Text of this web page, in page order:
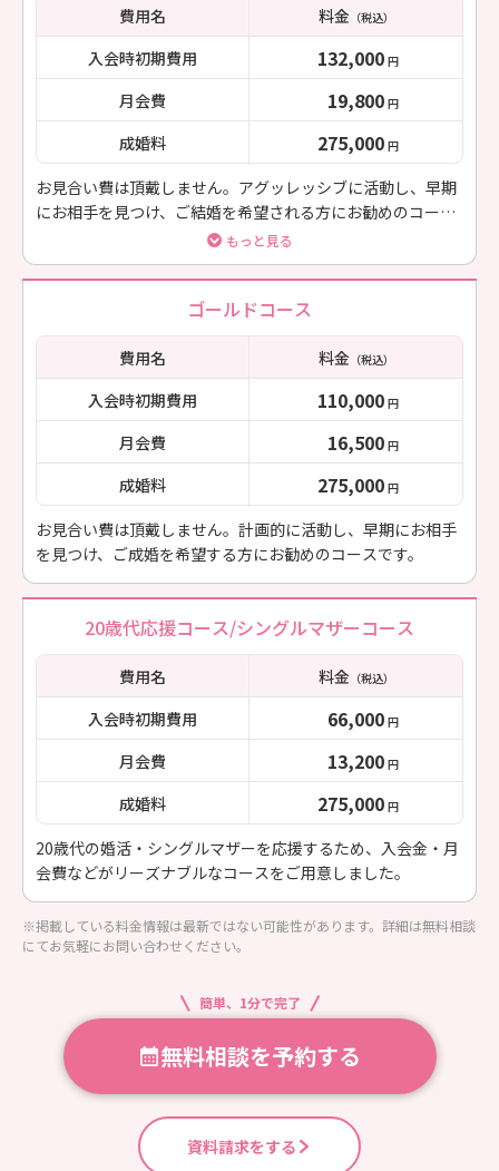
費用名 料金（税込）
入会時初期費用 132,000 円
月会費 19,800 円
成婚料 275,000 円
お見合い費は頂戴しません。アグッレッシブに活動し、早期
にお相手を見つけ、ご結婚を希望される方にお勧めのコース
もっと見る
ゴールドコース
費用名 料金（税込）
入会時初期費用 110,000 円
月会費 16,500 円
成婚料 275,000 円
お見合い費は頂戴しません。計画的に活動し、早期にお相手
を見つけ、ご成婚を希望する方にお勧めのコースです。
20歳代応援コース/シングルマザーコース
費用名 料金（税込）
入会時初期費用 66,000 円
月会費 13,200 円
成婚料 275,000 円
20歳代の婚活・シングルマザーを応援するため、入会金・月
会費などがリーズナブルなコースをご用意しました。
※掲載している料金情報は最新ではない可能性があります。詳細は無料相談
にてお気軽にお問い合わせください。
簡単、1分で完了
無料相談を予約する
資料請求をする